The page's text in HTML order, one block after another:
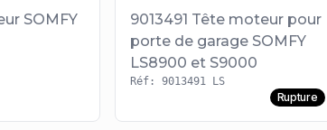
SOMFY
9013491 Tête moteur pour
porte de garage SOMFY
LS8900 et S9000
Réf: 9013491 LS
Rupture